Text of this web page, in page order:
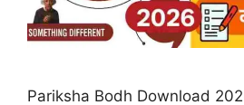
Pariksha Bodh Download 2026: